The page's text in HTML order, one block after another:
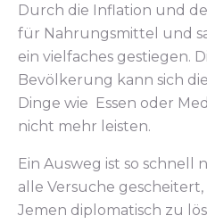
Durch die Inflation und
für Nahrungsmittel und
ein vielfaches gestiegen.
Bevölkerung kann sich
Dinge wie Essen oder
nicht mehr leisten.
Ein Ausweg ist so schnell
alle Versuche
Jemen diplomatisch zu